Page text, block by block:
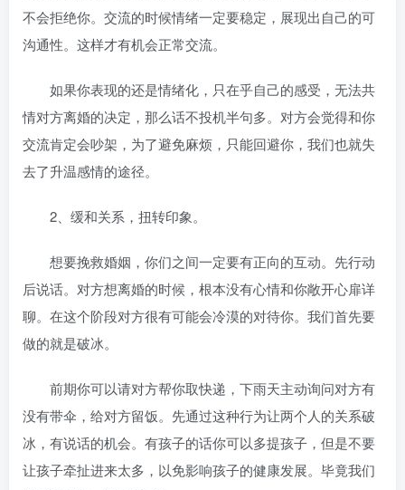
不会拒绝你。交流的时候情绪一定要稳定，展现出自己的可
沟通性。这样才有机会正常交流。
如果你表现的还是情绪化，只在乎自己的感受，无法共
情对方离婚的决定，那么话不投机半句多。对方会觉得和你
交流肯定会吵架，为了避免麻烦，只能回避你，我们也就失
去了升温感情的途径。
2、缓和关系，扭转印象。
想要挽救婚姻，你们之间一定要有正向的互动。先行动
后说话。对方想离婚的时候，根本没有心情和你敞开心扉详
聊。在这个阶段对方很有可能会冷漠的对待你。我们首先要
做的就是破冰。
前期你可以请对方帮你取快递，下雨天主动询问对方有
没有带伞，给对方留饭。先通过这种行为让两个人的关系破
冰，有说话的机会。有孩子的话你可以多提孩子，但是不要
让孩子牵扯进来太多，以免影响孩子的健康发展。毕竟我们